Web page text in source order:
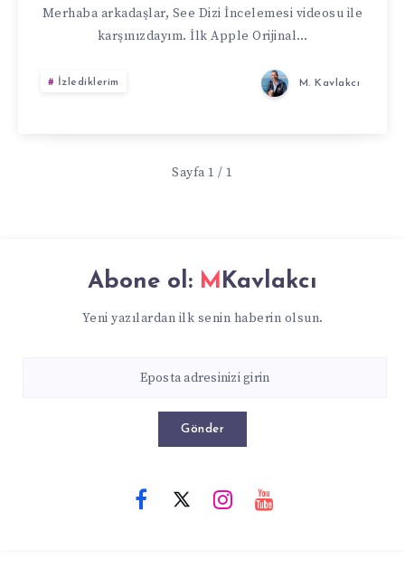
Merhaba arkadaşlar, See Dizi İncelemesi videosu ile
karşınızdayım. İlk Apple Orijinal…
İzlediklerim M. Kavlakcı
Sayfa 1 / 1
Abone ol: MKavlakcı
Yeni yazılardan ilk senin haberin olsun.
Gönder